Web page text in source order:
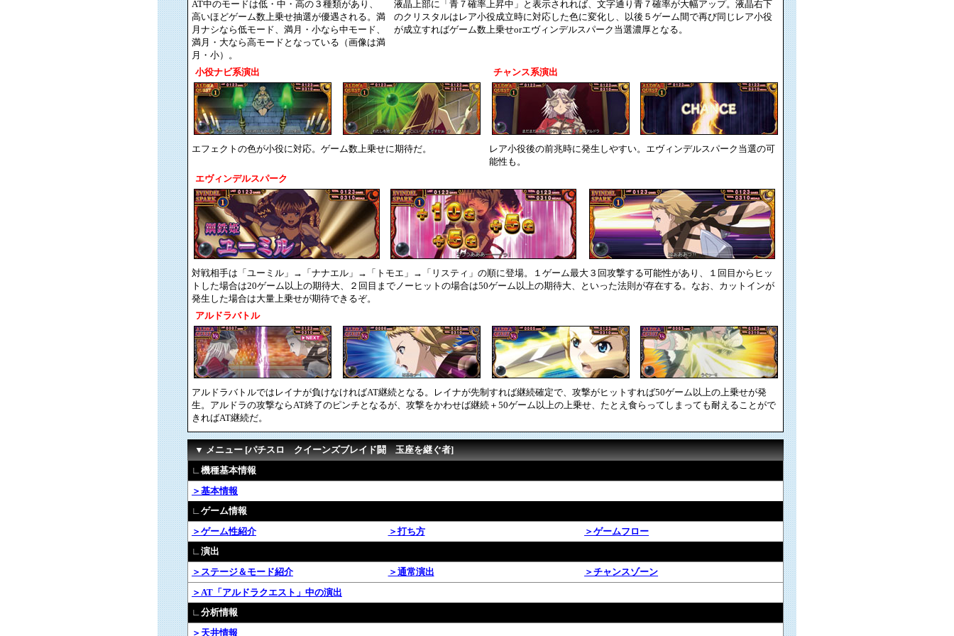
AT中のモードは低・中・高の３種類があり、
高いほどゲーム数上乗せ抽選が優遇される。満
月ナシなら低モード、満月・小なら中モード、
満月・大なら高モードとなっている（画像は満
月・小）。
液晶上部に「青７確率上昇中」と表示されれば、文字通り青７確率が大幅アップ。液晶右下
のクリスタルはレア小役成立時に対応した色に変化し、以後５ゲーム間で再び同じレア小役
が成立すればゲーム数上乗せorエヴィンデルスパーク当選濃厚となる。
小役ナビ系演出 チャンス系演出
エフェクトの色が小役に対応。ゲーム数上乗せに期待だ。
レア小役後の前兆時に発生しやすい。エヴィンデルスパーク当選の可
能性も。
エヴィンデルスパーク
対戦相手は「ユーミル」→「ナナエル」→「トモエ」→「リスティ」の順に登場。１ゲーム最大３回攻撃する可能性があり、１回目からヒッ
トした場合は20ゲーム以上の期待大、２回目までノーヒットの場合は50ゲーム以上の期待大、といった法則が存在する。なお、カットインが
発生した場合は大量上乗せが期待できるぞ。
アルドラバトル
アルドラバトルではレイナが負けなければAT継続となる。レイナが先制すれば継続確定で、攻撃がヒットすれば50ゲーム以上の上乗せが発
生。アルドラの攻撃ならAT終了のピンチとなるが、攻撃をかわせば継続＋50ゲーム以上の上乗せ、たとえ食らってしまっても耐えることがで
きればAT継続だ。
▼ メニュー [パチスロ クイーンズブレイド闘 玉座を継ぐ者]
∟機種基本情報
＞基本情報
∟ゲーム情報
＞ゲーム性紹介
＞打ち方
＞ゲームフロー
∟演出
＞ステージ＆モード紹介
＞通常演出
＞チャンスゾーン
＞AT「アルドラクエスト」中の演出
∟分析情報
＞天井情報